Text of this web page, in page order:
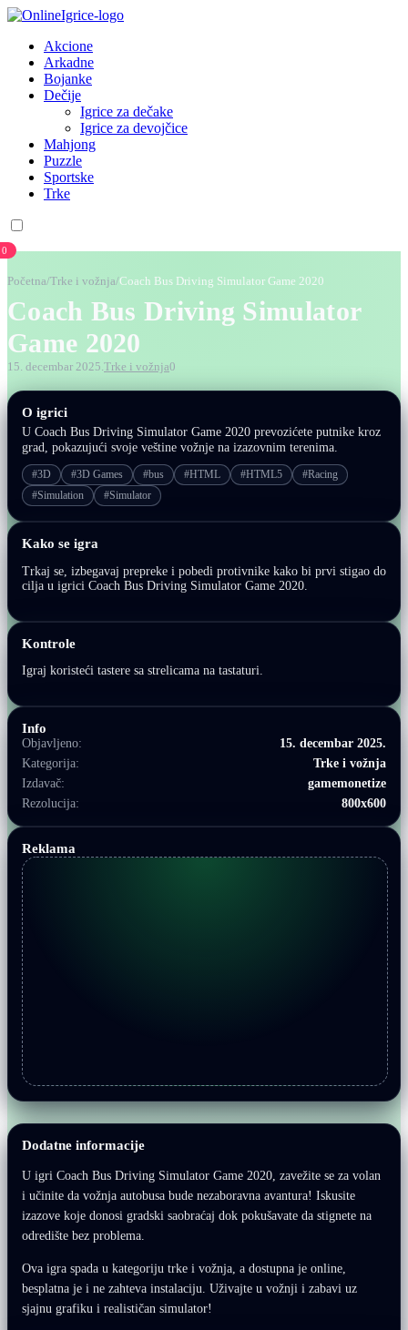
Akcione
Arkadne
Bojanke
Dečije
Igrice za dečake
Igrice za devojčice
Mahjong
Puzzle
Sportske
Trke
0
Početna/Trke i vožnja/Coach Bus Driving Simulator Game 2020
Coach Bus Driving Simulator
Game 2020
15. decembar 2025.Trke i vožnja0
Dodatne informacije
U igri Coach Bus Driving Simulator Game 2020, zavežite se za volan
i učinite da vožnja autobusa bude nezaboravna avantura! Iskusite
izazove koje donosi gradski saobraćaj dok pokušavate da stignete na
odredište bez problema.
Ova igra spada u kategoriju trke i vožnja, a dostupna je online,
besplatna je i ne zahteva instalaciju. Uživajte u vožnji i zabavi uz
sjajnu grafiku i realističan simulator!
O igrici
U Coach Bus Driving Simulator Game 2020 prevozićete putnike kroz
grad, pokazujući svoje veštine vožnje na izazovnim terenima.
#3D #3D Games #bus #HTML #HTML5
#Racing
#Simulation
#Simulator
Kako se igra
Trkaj se, izbegavaj prepreke i pobedi protivnike kako bi prvi stigao do
cilja u igrici Coach Bus Driving Simulator Game 2020.
Kontrole
Igraj koristeći tastere sa strelicama na tastaturi.
Info
Objavljeno:
15. decembar 2025.
Kategorija:
Trke i vožnja
Izdavač:
gamemonetize
Rezolucija:
800x600
Reklama